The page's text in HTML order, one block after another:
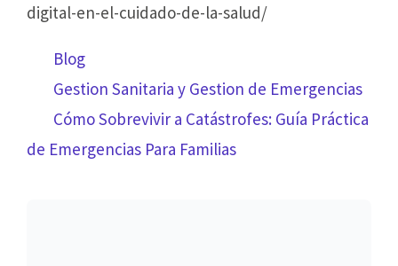
digital-en-el-cuidado-de-la-salud/
Categorías
Blog
Navegación
entradas
Gestion Sanitaria y Gestion de Emergencias
Cómo Sobrevivir a Catástrofes: Guía Práctica
de Emergencias Para Familias